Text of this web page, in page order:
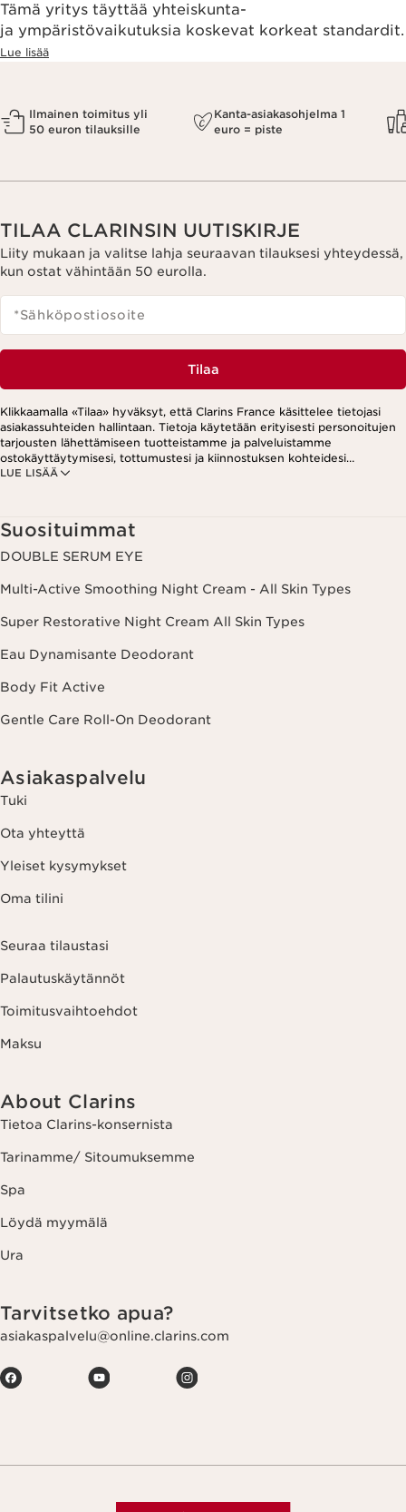
Tämä yritys täyttää yhteiskunta-
ja ympäristövaikutuksia koskevat korkeat standardit.
Lue lisää
Ilmainen toimitus yli
50 euron tilauksille
Kanta-asiakasohjelma 1
euro = piste
TILAA CLARINSIN UUTISKIRJE
Liity mukaan ja valitse lahja seuraavan tilauksesi yhteydessä,
kun ostat vähintään 50 eurolla.
*Sähköpostiosoite
Tilaa
LUE LISÄÄ
Klikkaamalla «Tilaa» hyväksyt, että Clarins France käsittelee tietojasi
asiakassuhteiden hallintaan. Tietoja käytetään erityisesti personoitujen
tarjousten lähettämiseen tuotteistamme ja palveluistamme
ostokäyttäytymisesi, tottumustesi ja kiinnostuksen kohteidesi
perusteella. Tarjouksia voidaan esittää myös sosiaalisessa mediassa ja
klikkaamalla uutiskirjeen jokaisessa viestissä olevaa peruutuslinkkiä.
Lisätietoa tietojesi käsittelystä ja oikeuksistasi löydät
tietosuojakäytännöstämme.
Suosituimmat
DOUBLE SERUM EYE
Multi-Active Smoothing Night Cream - All Skin Types
Super Restorative Night Cream All Skin Types
Eau Dynamisante Deodorant
Body Fit Active
Gentle Care Roll-On Deodorant
Asiakaspalvelu
Tuki
Ota yhteyttä
Yleiset kysymykset
Oma tilini
Seuraa tilaustasi
Palautuskäytännöt
Toimitusvaihtoehdot
Maksu
About Clarins
Tietoa Clarins-konsernista
Tarinamme/ Sitoumuksemme
Spa
Löydä myymälä
Ura
Tarvitsetko apua?
asiakaspalvelu@online.clarins.com